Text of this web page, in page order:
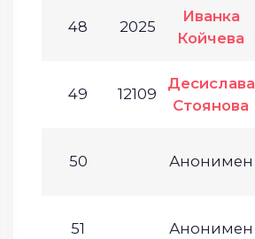
48 2025
Иванка
Койчева
49 12109
Десислава
Стоянова
50 Анонимен
51 Анонимен